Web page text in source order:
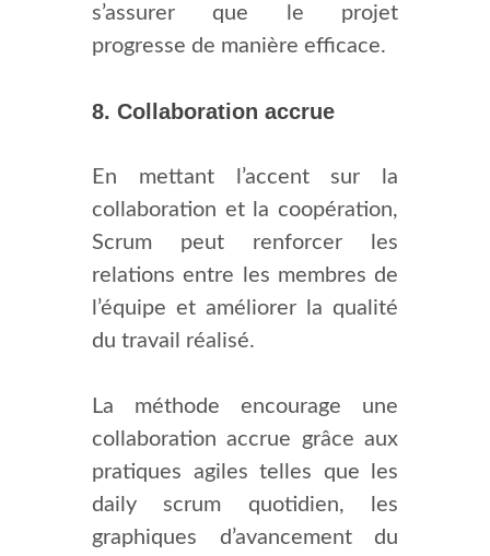
s’assurer que le projet
progresse de manière efficace.
8. Collaboration accrue
En mettant l’accent sur la
collaboration et la coopération,
Scrum peut renforcer les
relations entre les membres de
l’équipe et améliorer la qualité
du travail réalisé.
La méthode encourage une
collaboration accrue grâce aux
pratiques agiles telles que les
daily scrum quotidien, les
graphiques d’avancement du